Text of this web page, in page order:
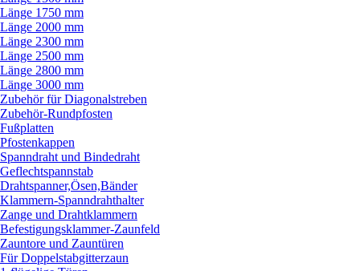
Länge 1750 mm
Länge 2000 mm
Länge 2300 mm
Länge 2500 mm
Länge 2800 mm
Länge 3000 mm
Zubehör für Diagonalstreben
Zubehör-Rundpfosten
Fußplatten
Pfostenkappen
Spanndraht und Bindedraht
Geflechtspannstab
Drahtspanner,Ösen,Bänder
Klammern-Spanndrahthalter
Zange und Drahtklammern
Befestigungsklammer-Zaunfeld
Zauntore und Zauntüren
Für Doppelstabgitterzaun